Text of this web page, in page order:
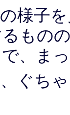
様子
もの
、ま
ぐち